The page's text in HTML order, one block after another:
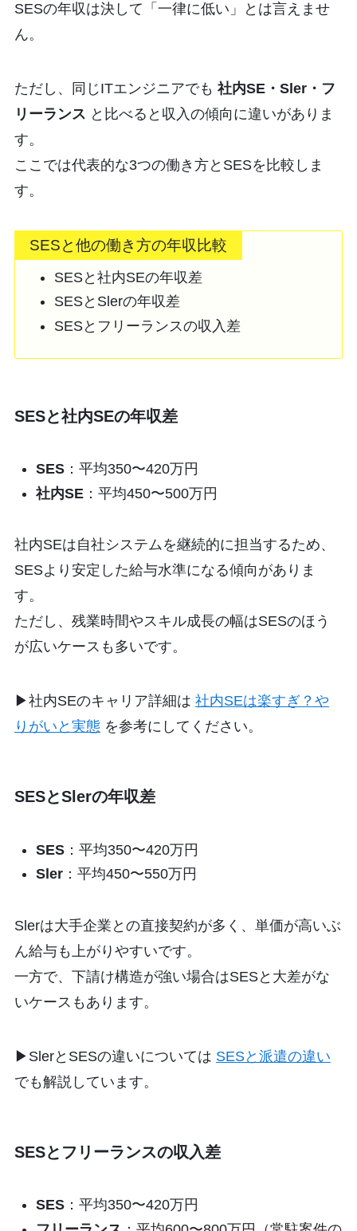
SESの年収は決して「一律に低い」とは言えませ
ん。
ただし、同じITエンジニアでも 社内SE・Sler・フ
リーランス と比べると収入の傾向に違いがありま
す。
ここでは代表的な3つの働き方とSESを比較しま
す。
SESと他の働き方の年収比較
SESと社内SEの年収差
SESとSlerの年収差
SESとフリーランスの収入差
SESと社内SEの年収差
SES：平均350〜420万円
社内SE：平均450〜500万円
社内SEは自社システムを継続的に担当するため、
SESより安定した給与水準になる傾向がありま
す。
ただし、残業時間やスキル成長の幅はSESのほう
が広いケースも多いです。
▶︎社内SEのキャリア詳細は 社内SEは楽すぎ？や
りがいと実態を参考にしてください。
SESとSlerの年収差
SES：平均350〜420万円
Sler：平均450〜550万円
Slerは大手企業との直接契約が多く、単価が高いぶ
ん給与も上がりやすいです。
一方で、下請け構造が強い場合はSESと大差がな
いケースもあります。
▶︎SlerとSESの違いについては SESと派遣の違い
でも解説しています。
SESとフリーランスの収入差
SES：平均350〜420万円